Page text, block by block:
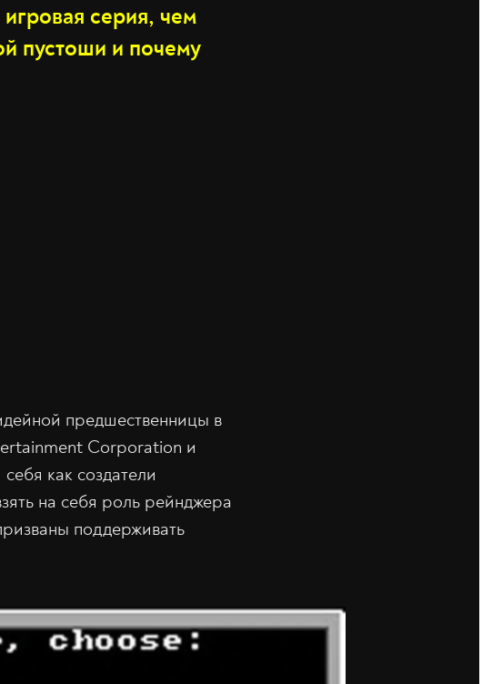
серия, чем
пустоши и почему
предшественницы в
Corporation и
как создатели
на себя роль рейнджера
поддерживать